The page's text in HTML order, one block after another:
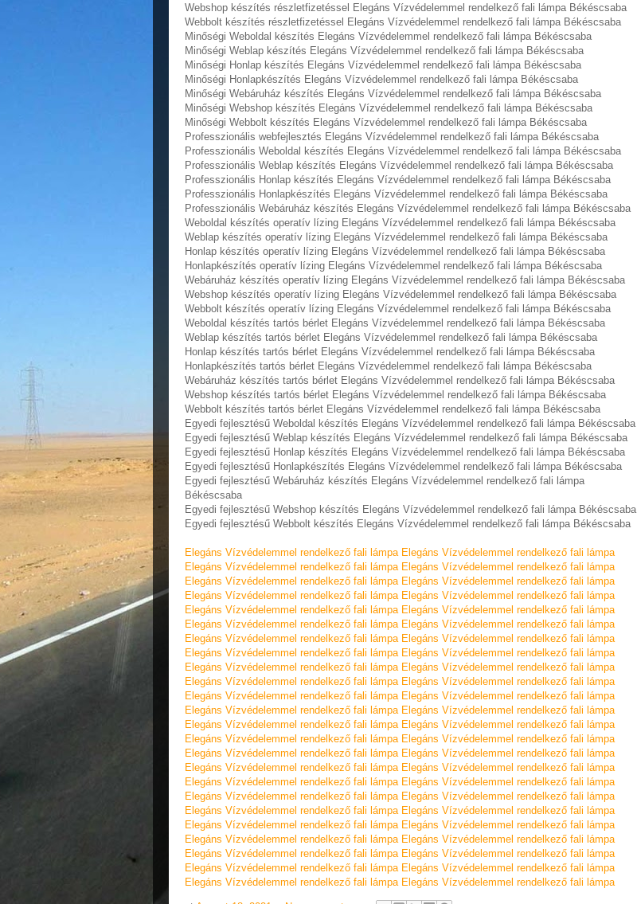
Webshop készítés részletfizetéssel Elegáns Vízvédelemmel rendelkező fali lámpa Békéscsaba
Webbolt készítés részletfizetéssel Elegáns Vízvédelemmel rendelkező fali lámpa Békéscsaba
Minőségi Weboldal készítés Elegáns Vízvédelemmel rendelkező fali lámpa Békéscsaba
Minőségi Weblap készítés Elegáns Vízvédelemmel rendelkező fali lámpa Békéscsaba
Minőségi Honlap készítés Elegáns Vízvédelemmel rendelkező fali lámpa Békéscsaba
Minőségi Honlapkészítés Elegáns Vízvédelemmel rendelkező fali lámpa Békéscsaba
Minőségi Webáruház készítés Elegáns Vízvédelemmel rendelkező fali lámpa Békéscsaba
Minőségi Webshop készítés Elegáns Vízvédelemmel rendelkező fali lámpa Békéscsaba
Minőségi Webbolt készítés Elegáns Vízvédelemmel rendelkező fali lámpa Békéscsaba
Professzionális webfejlesztés Elegáns Vízvédelemmel rendelkező fali lámpa Békéscsaba
Professzionális Weboldal készítés Elegáns Vízvédelemmel rendelkező fali lámpa Békéscsaba
Professzionális Weblap készítés Elegáns Vízvédelemmel rendelkező fali lámpa Békéscsaba
Professzionális Honlap készítés Elegáns Vízvédelemmel rendelkező fali lámpa Békéscsaba
Professzionális Honlapkészítés Elegáns Vízvédelemmel rendelkező fali lámpa Békéscsaba
Professzionális Webáruház készítés Elegáns Vízvédelemmel rendelkező fali lámpa Békéscsaba
Weboldal készítés operatív lízing Elegáns Vízvédelemmel rendelkező fali lámpa Békéscsaba
Weblap készítés operatív lízing Elegáns Vízvédelemmel rendelkező fali lámpa Békéscsaba
Honlap készítés operatív lízing Elegáns Vízvédelemmel rendelkező fali lámpa Békéscsaba
Honlapkészítés operatív lízing Elegáns Vízvédelemmel rendelkező fali lámpa Békéscsaba
Webáruház készítés operatív lízing Elegáns Vízvédelemmel rendelkező fali lámpa Békéscsaba
Webshop készítés operatív lízing Elegáns Vízvédelemmel rendelkező fali lámpa Békéscsaba
Webbolt készítés operatív lízing Elegáns Vízvédelemmel rendelkező fali lámpa Békéscsaba
Weboldal készítés tartós bérlet Elegáns Vízvédelemmel rendelkező fali lámpa Békéscsaba
Weblap készítés tartós bérlet Elegáns Vízvédelemmel rendelkező fali lámpa Békéscsaba
Honlap készítés tartós bérlet Elegáns Vízvédelemmel rendelkező fali lámpa Békéscsaba
Honlapkészítés tartós bérlet Elegáns Vízvédelemmel rendelkező fali lámpa Békéscsaba
Webáruház készítés tartós bérlet Elegáns Vízvédelemmel rendelkező fali lámpa Békéscsaba
Webshop készítés tartós bérlet Elegáns Vízvédelemmel rendelkező fali lámpa Békéscsaba
Webbolt készítés tartós bérlet Elegáns Vízvédelemmel rendelkező fali lámpa Békéscsaba
Egyedi fejlesztésű Weboldal készítés Elegáns Vízvédelemmel rendelkező fali lámpa Békéscsaba
Egyedi fejlesztésű Weblap készítés Elegáns Vízvédelemmel rendelkező fali lámpa Békéscsaba
Egyedi fejlesztésű Honlap készítés Elegáns Vízvédelemmel rendelkező fali lámpa Békéscsaba
Egyedi fejlesztésű Honlapkészítés Elegáns Vízvédelemmel rendelkező fali lámpa Békéscsaba
Egyedi fejlesztésű Webáruház készítés Elegáns Vízvédelemmel rendelkező fali lámpa
Békéscsaba
Egyedi fejlesztésű Webshop készítés Elegáns Vízvédelemmel rendelkező fali lámpa Békéscsaba
Egyedi fejlesztésű Webbolt készítés Elegáns Vízvédelemmel rendelkező fali lámpa Békéscsaba
Elegáns Vízvédelemmel rendelkező fali lámpa Elegáns Vízvédelemmel rendelkező fali lámpa
Elegáns Vízvédelemmel rendelkező fali lámpa Elegáns Vízvédelemmel rendelkező fali lámpa
Elegáns Vízvédelemmel rendelkező fali lámpa Elegáns Vízvédelemmel rendelkező fali lámpa
Elegáns Vízvédelemmel rendelkező fali lámpa Elegáns Vízvédelemmel rendelkező fali lámpa
Elegáns Vízvédelemmel rendelkező fali lámpa Elegáns Vízvédelemmel rendelkező fali lámpa
Elegáns Vízvédelemmel rendelkező fali lámpa Elegáns Vízvédelemmel rendelkező fali lámpa
Elegáns Vízvédelemmel rendelkező fali lámpa Elegáns Vízvédelemmel rendelkező fali lámpa
Elegáns Vízvédelemmel rendelkező fali lámpa Elegáns Vízvédelemmel rendelkező fali lámpa
Elegáns Vízvédelemmel rendelkező fali lámpa Elegáns Vízvédelemmel rendelkező fali lámpa
Elegáns Vízvédelemmel rendelkező fali lámpa Elegáns Vízvédelemmel rendelkező fali lámpa
Elegáns Vízvédelemmel rendelkező fali lámpa Elegáns Vízvédelemmel rendelkező fali lámpa
Elegáns Vízvédelemmel rendelkező fali lámpa Elegáns Vízvédelemmel rendelkező fali lámpa
Elegáns Vízvédelemmel rendelkező fali lámpa Elegáns Vízvédelemmel rendelkező fali lámpa
Elegáns Vízvédelemmel rendelkező fali lámpa Elegáns Vízvédelemmel rendelkező fali lámpa
Elegáns Vízvédelemmel rendelkező fali lámpa Elegáns Vízvédelemmel rendelkező fali lámpa
Elegáns Vízvédelemmel rendelkező fali lámpa Elegáns Vízvédelemmel rendelkező fali lámpa
Elegáns Vízvédelemmel rendelkező fali lámpa Elegáns Vízvédelemmel rendelkező fali lámpa
Elegáns Vízvédelemmel rendelkező fali lámpa Elegáns Vízvédelemmel rendelkező fali lámpa
Elegáns Vízvédelemmel rendelkező fali lámpa Elegáns Vízvédelemmel rendelkező fali lámpa
Elegáns Vízvédelemmel rendelkező fali lámpa Elegáns Vízvédelemmel rendelkező fali lámpa
Elegáns Vízvédelemmel rendelkező fali lámpa Elegáns Vízvédelemmel rendelkező fali lámpa
Elegáns Vízvédelemmel rendelkező fali lámpa Elegáns Vízvédelemmel rendelkező fali lámpa
Elegáns Vízvédelemmel rendelkező fali lámpa Elegáns Vízvédelemmel rendelkező fali lámpa
Elegáns Vízvédelemmel rendelkező fali lámpa Elegáns Vízvédelemmel rendelkező fali lámpa